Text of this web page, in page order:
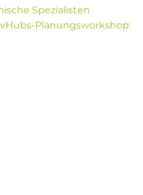
Spezialisten
Planungsworkshop: